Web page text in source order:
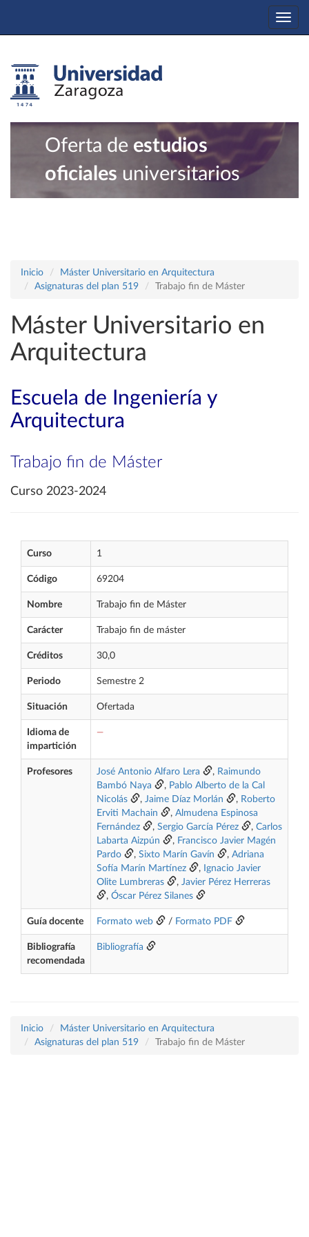
Oferta de estudios
oficiales universitarios
Inicio
Máster Universitario en Arquitectura
Asignaturas del plan 519
Trabajo fin de Máster
Máster Universitario en
Arquitectura
Escuela de Ingeniería y
Arquitectura
Trabajo fin de Máster
Curso 2023-2024
Curso 1
Código 69204
Nombre Trabajo fin de Máster
Carácter Trabajo fin de máster
Créditos 30,0
Periodo Semestre 2
Situación Ofertada
Idioma de
impartición
—
Profesores José Antonio Alfaro Lera , Raimundo
Bambó Naya
, Pablo Alberto de la Cal
Nicolás
, Jaime Díaz Morlán , Roberto
Erviti Machain
, Almudena Espinosa
Fernández
, Sergio García Pérez , Carlos
Labarta Aizpún
, Francisco Javier Magén
Pardo
, Sixto Marín Gavín , Adriana
Sofía Marín Martínez
, Ignacio Javier
Olite Lumbreras
, Javier Pérez Herreras
, Óscar Pérez Silanes
Guía docente Formato web / Formato PDF
Bibliografía
recomendada
Bibliografía
Inicio
Máster Universitario en Arquitectura
Asignaturas del plan 519
Trabajo fin de Máster